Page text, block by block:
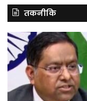
तकनीकि